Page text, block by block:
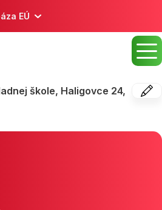
EÚ
škole, Haligovce 24,